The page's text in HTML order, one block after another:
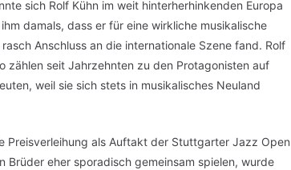
sich Rolf Kühn im weit hinterherhinkenden Europa
damals, dass er für eine wirkliche musikalische
Anschluss an die internationale Szene fand. Rolf
zählen seit Jahrzehnten zu den Protagonisten auf
weil sie sich stets in musikalisches Neuland
Preisverleihung als Auftakt der Stuttgarter Jazz Open
Brüder eher sporadisch gemeinsam spielen, wurde